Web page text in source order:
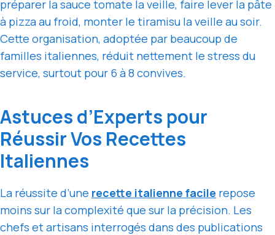
préparer la sauce tomate la veille, faire lever la pâte
à pizza au froid, monter le tiramisu la veille au soir.
Cette organisation, adoptée par beaucoup de
familles italiennes, réduit nettement le stress du
service, surtout pour 6 à 8 convives.
Astuces d’Experts pour
Réussir Vos Recettes
Italiennes
La réussite d’une recette italienne facile repose
moins sur la complexité que sur la précision. Les
chefs et artisans interrogés dans des publications